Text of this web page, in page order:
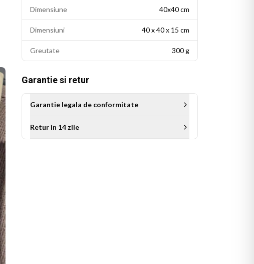
Dimensiune 40x40 cm
Dimensiuni 40 x 40 x 15 cm
Greutate 300 g
Garantie si retur
Garantie legala de conformitate
Retur in 14 zile